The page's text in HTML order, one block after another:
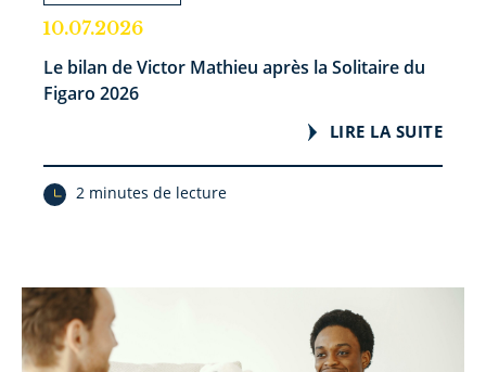
10.07.2026
Le bilan de Victor Mathieu après la Solitaire du
Figaro 2026
LIRE LA SUITE
2 minutes de lecture